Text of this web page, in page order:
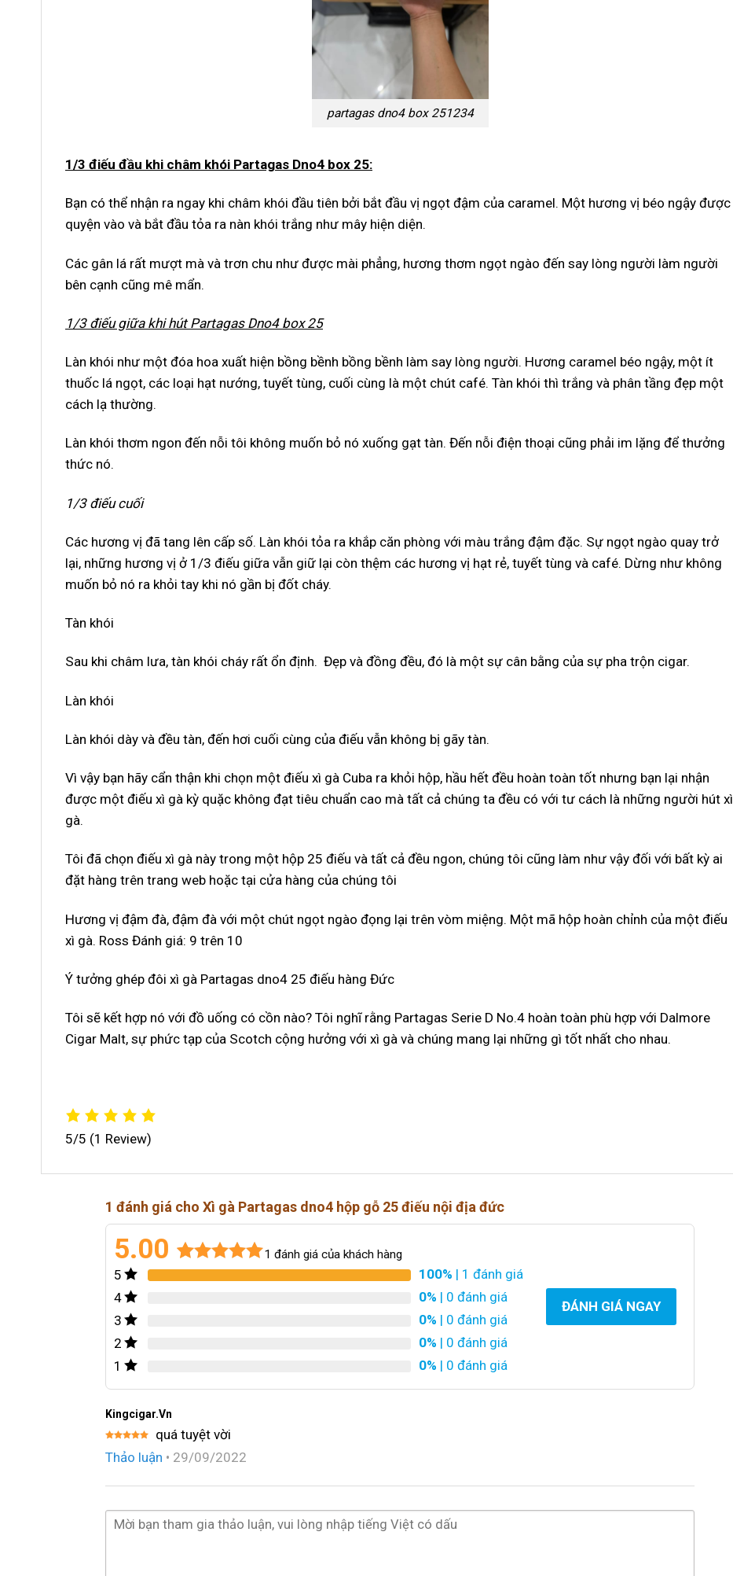
partagas dno4 box 251234
1/3 điếu đầu khi châm khói Partagas Dno4 box 25:
Bạn có thể nhận ra ngay khi châm khói đầu tiên bởi bắt đầu vị ngọt đậm của caramel. Một hương vị béo ngậy được
quyện vào và bắt đầu tỏa ra nàn khói trắng như mây hiện diện.
Các gân lá rất mượt mà và trơn chu như được mài phẳng, hương thơm ngọt ngào đến say lòng người làm người
bên cạnh cũng mê mẩn.
1/3 điếu giữa khi hút Partagas Dno4 box 25
Làn khói như một đóa hoa xuất hiện bồng bềnh bồng bềnh làm say lòng người. Hương caramel béo ngậy, một ít
thuốc lá ngọt, các loại hạt nướng, tuyết tùng, cuối cùng là một chút café. Tàn khói thì trắng và phân tầng đẹp một
cách lạ thường.
Làn khói thơm ngon đến nỗi tôi không muốn bỏ nó xuống gạt tàn. Đến nỗi điện thoại cũng phải im lặng để thưởng
thức nó.
1/3 điếu cuối
Các hương vị đã tang lên cấp số. Làn khói tỏa ra khắp căn phòng với màu trắng đậm đặc. Sự ngọt ngào quay trở
lại, những hương vị ở 1/3 điếu giữa vẫn giữ lại còn thệm các hương vị hạt rẻ, tuyết tùng và café. Dừng như không
muốn bỏ nó ra khỏi tay khi nó gần bị đốt cháy.
Tàn khói
Sau khi châm lưa, tàn khói cháy rất ổn định. Đẹp và đồng đều, đó là một sự cân bằng của sự pha trộn cigar.
Làn khói
Làn khói dày và đều tàn, đến hơi cuối cùng của điếu vẫn không bị gãy tàn.
Vì vậy bạn hãy cẩn thận khi chọn một điếu xì gà Cuba ra khỏi hộp, hầu hết đều hoàn toàn tốt nhưng bạn lại nhận
được một điếu xì gà kỳ quặc không đạt tiêu chuẩn cao mà tất cả chúng ta đều có với tư cách là những người hút xì
gà.
Tôi đã chọn điếu xì gà này trong một hộp 25 điếu và tất cả đều ngon, chúng tôi cũng làm như vậy đối với bất kỳ ai
đặt hàng trên trang web hoặc tại cửa hàng của chúng tôi
Hương vị đậm đà, đậm đà với một chút ngọt ngào đọng lại trên vòm miệng. Một mã hộp hoàn chỉnh của một điếu
xì gà. Ross Đánh giá: 9 trên 10
Ý tưởng ghép đôi xì gà Partagas dno4 25 điếu hàng Đức
Tôi sẽ kết hợp nó với đồ uống có cồn nào? Tôi nghĩ rằng Partagas Serie D No.4 hoàn toàn phù hợp với Dalmore
Cigar Malt, sự phức tạp của Scotch cộng hưởng với xì gà và chúng mang lại những gì tốt nhất cho nhau.
5/5 (1 Review)
1 đánh giá cho Xì gà Partagas dno4 hộp gỗ 25 điếu nội địa đức
5.00
5.00trên 5
1
1 đánh giá của khách hàng
5 100% | 1 đánh giá
4
0% | 0 đánh giá
3
0% | 0 đánh giá
2
0% | 0 đánh giá
1
0% | 0 đánh giá
ĐÁNH GIÁ NGAY
Kingcigar.vn
hạng55
sao
quá tuyệt vời
Thảo luận • 29/09/2022